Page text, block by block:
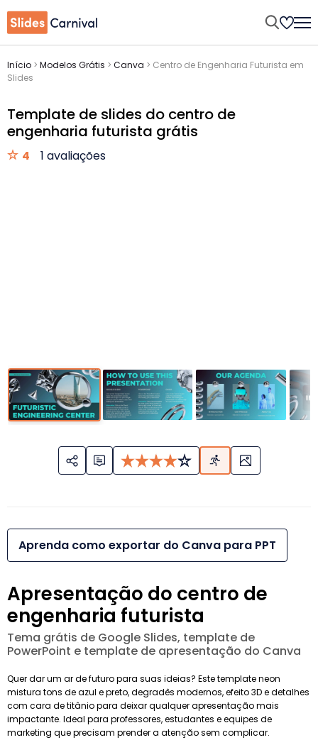
Início > Modelos Grátis > Canva > Centro de Engenharia Futurista em
Slides
Template de slides do centro de
engenharia futurista grátis
4 1 avaliações
Aprenda como exportar do Canva para PPT
Apresentação do centro de
engenharia futurista
Tema grátis de Google Slides, template de
PowerPoint e template de apresentação do Canva
Quer dar um ar de futuro para suas ideias? Este template neon
mistura tons de azul e preto, degradês modernos, efeito 3D e detalhes
com cara de titânio para deixar qualquer apresentação mais
impactante. Ideal para professores, estudantes e equipes de
marketing que precisam prender a atenção sem complicar.